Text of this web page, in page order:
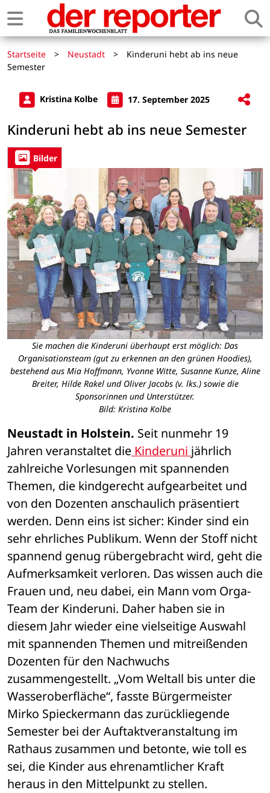
Startseite > Neustadt >
Kinderuni hebt ab ins neue
Semester
Kristina Kolbe 17. September 2025
Kinderuni hebt ab ins neue Semester
Bilder
Sie machen die Kinderuni überhaupt erst möglich: Das
Organisationsteam (gut zu erkennen an den grünen Hoodies),
bestehend aus Mia Hoffmann, Yvonne Witte, Susanne Kunze, Aline
Breiter, Hilde Rakel und Oliver Jacobs (v. lks.) sowie die
Sponsorinnen und Unterstützer.
Bild: Kristina Kolbe
Neustadt in Holstein. Seit nunmehr 19
Jahren veranstaltet die Kinderuni jährlich
zahlreiche Vorlesungen mit spannenden
Themen, die kindgerecht aufgearbeitet und
von den Dozenten anschaulich präsentiert
werden. Denn eins ist sicher: Kinder sind ein
sehr ehrliches Publikum. Wenn der Stoff nicht
spannend genug rübergebracht wird, geht die
Aufmerksamkeit verloren. Das wissen auch die
Frauen und, neu dabei, ein Mann vom Orga-
Team der Kinderuni. Daher haben sie in
diesem Jahr wieder eine vielseitige Auswahl
mit spannenden Themen und mitreißenden
Dozenten für den Nachwuchs
zusammengestellt. „Vom Weltall bis unter die
Wasseroberfläche“, fasste Bürgermeister
Mirko Spieckermann das zurückliegende
Semester bei der Auftaktveranstaltung im
Rathaus zusammen und betonte, wie toll es
sei, die Kinder aus ehrenamtlicher Kraft
heraus in den Mittelpunkt zu stellen.